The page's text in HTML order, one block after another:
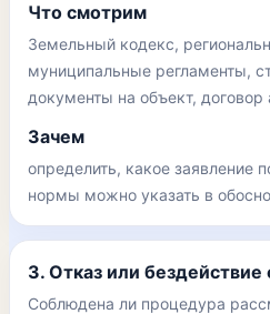
Что смотрим
Земельный кодекс,
муниципальные регламенты,
документы на объект,
Зачем
определить, какое заявление
нормы можно указать в
3. Отказ или бездействие
Соблюдена ли процедура